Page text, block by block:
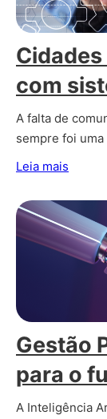
com
A falta de
sempre foi
Leia mais
Gestão
para o
A Inteligência